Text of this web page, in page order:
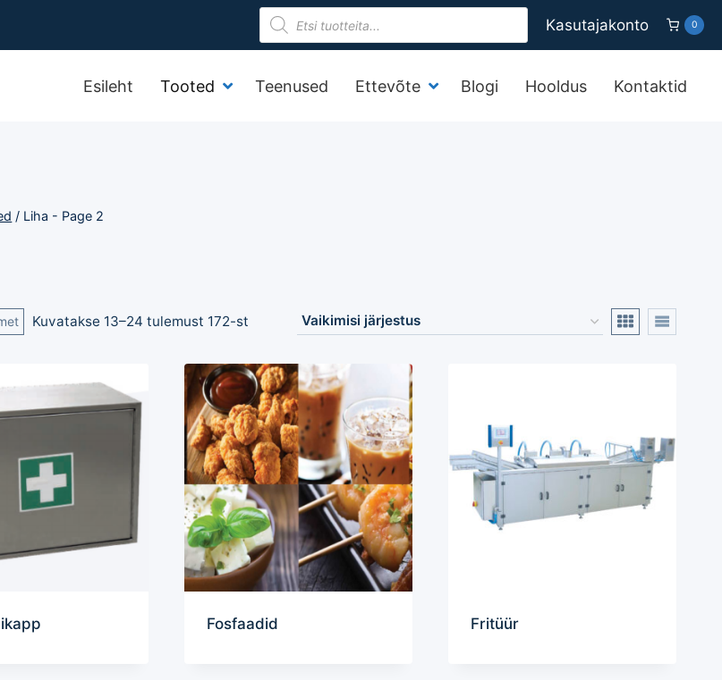
Products
search
Kasutajakonto 0
Esileht Tooted Teenused Ettevõte Blogi Hooldus Kontaktid
/ Liha - Page 2
Kuvatakse 13–24 tulemust 172-st
Fosfaadid Fritüür